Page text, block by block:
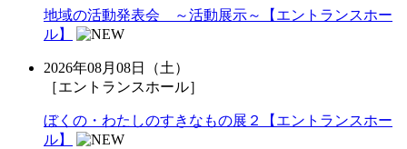
地域の活動発表会 ～活動展示～【エントランスホー
ル】
2026年08月08日（土）
［エントランスホール］
ぼくの・わたしのすきなもの展２【エントランスホー
ル】